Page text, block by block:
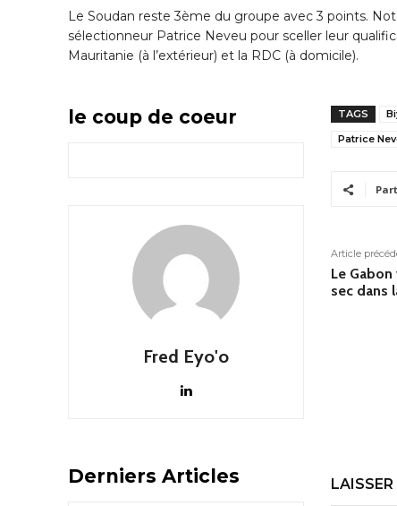
Le Soudan reste 3ème du groupe avec 3 points.
sélectionneur Patrice Neveu pour sceller leur
Mauritanie (à l’extérieur) et la RDC (à domicile).
le coup de coeur
Fred Eyo'o
TAGS
Patrice
Article
Le
sec dans
Derniers Articles